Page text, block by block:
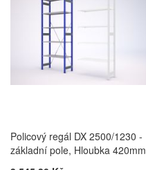
Policový regál DX 2500/1230 -
základní pole, Hloubka 420mm